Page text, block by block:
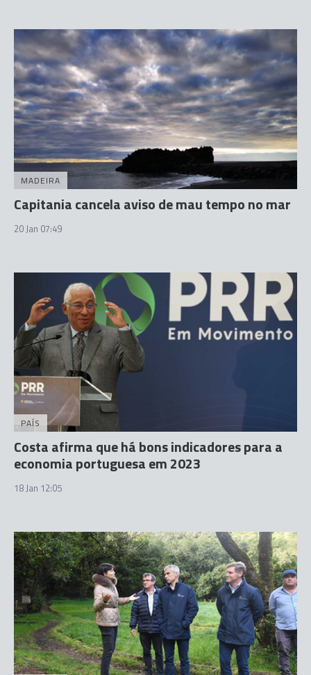
MADEIRA
Capitania cancela aviso de mau tempo no mar
20 Jan 07:49
PAÍS
Costa afirma que há bons indicadores para a
economia portuguesa em 2023
18 Jan 12:05